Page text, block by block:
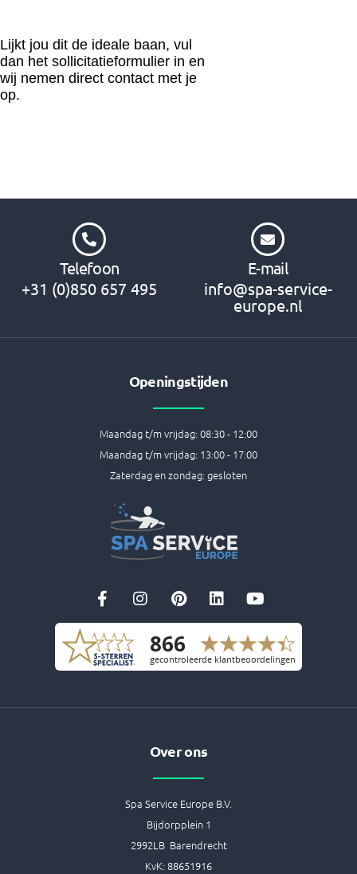
Lijkt jou dit de ideale baan, vul
dan het sollicitatieformulier in en
wij nemen direct contact met je
op.
Telefoon
+31 (0)850 657 495
E-mail
info@spa-service-
europe.nl
Openingstijden
Maandag t/m vrijdag: 08:30 - 12:00
Maandag t/m vrijdag: 13:00 - 17:00
Zaterdag en zondag: gesloten
F
a
c
e
b
o
-
I
n
s
g
m
P
i
n
t
e
r
t
L
i
n
e
d
o
u
u
b
Over ons
Spa Service Europe B.V.
Bijdorpplein 1
2992LB Barendrecht
KvK: 88651916